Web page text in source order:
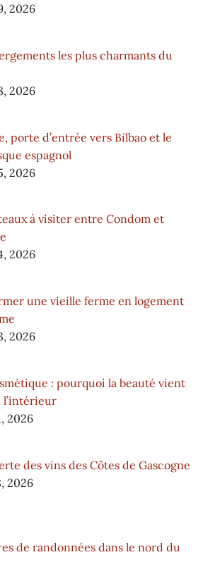
2026
les plus charmants du
2026
porte d’entrée vers Bilbao et le
espagnol
2026
à visiter entre Condom et
2026
une vieille ferme en logement
2026
: pourquoi la beauté vient
l’intérieur
2026
des vins des Côtes de Gascogne
2026
de randonnées dans le nord du